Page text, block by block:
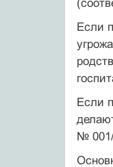
Если
Если
№